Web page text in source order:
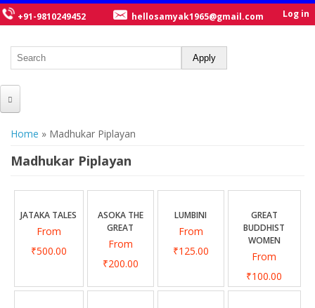
+91-9810249452 hellosamyak1965@gmail.com Log in
POSTERS
GALLERY
You are here
Home » Madhukar Piplayan
Madhukar Piplayan
JATAKA TALES
From
₹500.00
ASOKA THE
GREAT
From
₹200.00
LUMBINI
From
₹125.00
GREAT
BUDDHIST
WOMEN
From
₹100.00